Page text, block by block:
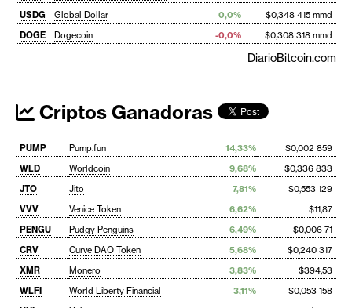
USDG
Global Dollar 0,0%
$0,348 415 mmd
DOGE
Dogecoin -0,0% $0,308 318 mmd
DiarioBitcoin.com
Criptos Ganadoras
PUMP Pump.fun 14,33%
$0,002 859
WLD
Worldcoin 9,68%
$0,336 833
JTO
Jito 7,81%
$0,553 129
VVV
Venice Token 6,62%
$11,87
PENGU
Pudgy Penguins 6,49%
$0,006 71
CRV
Curve DAO Token 5,68%
$0,240 317
XMR
Monero 3,83%
$394,53
WLFI
World Liberty Financial 3,11%
$0,053 158